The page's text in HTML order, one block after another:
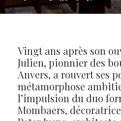
Vingt ans après son
Julien, pionnier des
Anvers, a rouvert ses
métamorphose
l’impulsion du duo
Mombaers,